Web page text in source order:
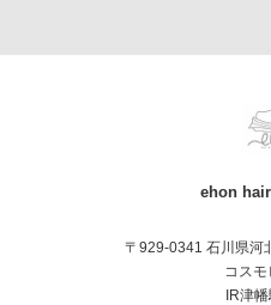
ehon
〒929-0341 石川県河
コス
IR津